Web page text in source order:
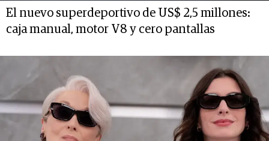
El nuevo superdeportivo de US$ 2,5 millones:
caja manual, motor V8 y cero pantallas